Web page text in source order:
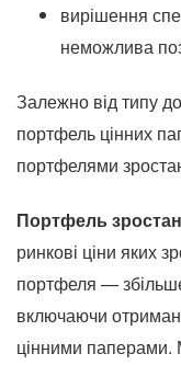
вирішення
неможлива
Залежно від типу
портфель цінних
портфелями
Портфель
ринкові ціни яких
портфеля —
включаючи
цінними паперами.